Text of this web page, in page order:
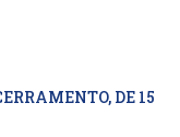
DE 15